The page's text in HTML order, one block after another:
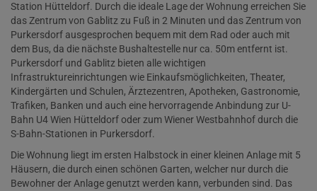
Station Hütteldorf. Durch die ideale Lage der Wohnung erreichen Sie
das Zentrum von Gablitz zu Fuß in 2 Minuten und das Zentrum von
Purkersdorf ausgesprochen bequem mit dem Rad oder auch mit
dem Bus, da die nächste Bushaltestelle nur ca. 50m entfernt ist.
Purkersdorf und Gablitz bieten alle wichtigen
Infrastruktureinrichtungen wie Einkaufsmöglichkeiten, Theater,
Kindergärten und Schulen, Ärztezentren, Apotheken, Gastronomie,
Trafiken, Banken und auch eine hervorragende Anbindung zur U-
Bahn U4 Wien Hütteldorf oder zum Wiener Westbahnhof durch die
S-Bahn-Stationen in Purkersdorf.
Die Wohnung liegt im ersten Halbstock in einer kleinen Anlage mit 5
Häusern, die durch einen schönen Garten, welcher nur durch die
Bewohner der Anlage genutzt werden kann, verbunden sind. Das